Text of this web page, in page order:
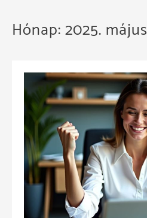
Hónap:2025. május